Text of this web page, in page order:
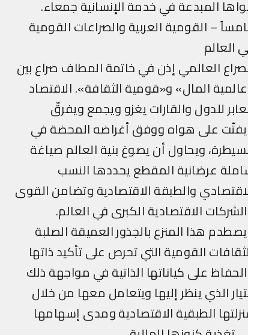
المبدعة في خدمة الإنسانية جمعاء.
– القومية العربية والصراعات القومية
العالم
العالمي إذن في خاتمة المطاف صراع بين
المال» و«قومية الثقافة». الاقتصاد
للدول والقارات يغزو ويجمع ويفرقّ
على هواه ووفق أغراضه المحضة في
ويحاول أن يصوغ بنية العالم صياغة
عرضانية المقطع يحددها النسب
والطبقة الاقتصادية وتضامن القوى
الاقتصادية الكبرى في العالم.
هذا المنزع بالجذور العميقة الصلبة
القومية التي تحرص على تأكيد ذاتها
على كياناتها الذاتية في مواجهة ذلك
الذي ينظر إليها ويتعامل معها من خلال
الطبقية الاقتصادية ومدى إسهامها